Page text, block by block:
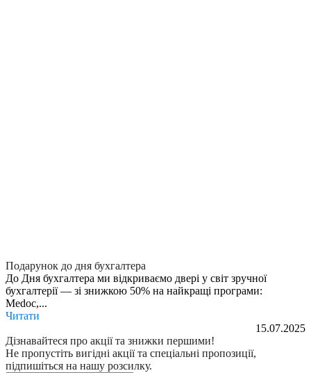
Подарунок до дня бухгалтера
До Дня бухгалтера ми відкриваємо двері у світ зручної
бухгалтерії — зі знижкою 50% на найкращі програми:
Medoc,...
Читати
15.07.2025
Дізнавайтеся про акції та знижки першими!
Не пропустіть вигідні акції та спеціальні пропозиції,
підпишіться на нашу розсилку.